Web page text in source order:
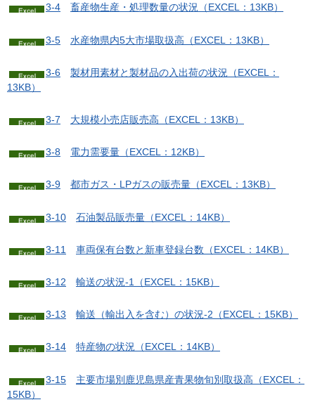
3-4 畜産物生産・処理数量の状況（EXCEL：13KB）
3-5 水産物県内5大市場取扱高（EXCEL：13KB）
3-6 製材用素材と製材品の入出荷の状況（EXCEL：
13KB）
3-7 大規模小売店販売高（EXCEL：13KB）
3-8 電力需要量（EXCEL：12KB）
3-9 都市ガス・LPガスの販売量（EXCEL：13KB）
3-10 石油製品販売量（EXCEL：14KB）
3-11 車両保有台数と新車登録台数（EXCEL：14KB）
3-12 輸送の状況-1（EXCEL：15KB）
3-13 輸送（輸出入を含む）の状況-2（EXCEL：15KB）
3-14 特産物の状況（EXCEL：14KB）
3-15 主要市場別鹿児島県産青果物旬別取扱高（EXCEL：
15KB）